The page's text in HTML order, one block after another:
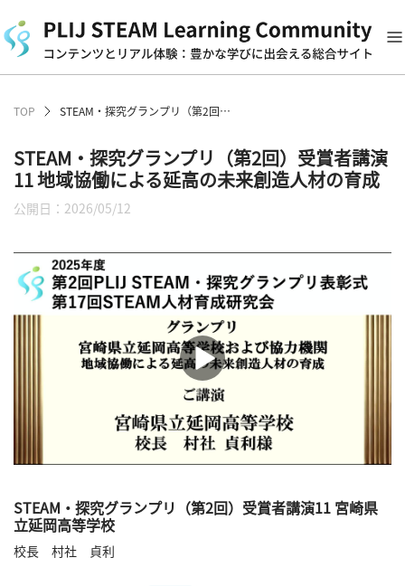
TOP STEAM・探究グランプリ（第2回）受賞者講演11 地域協働による延高の未来創造人材の育成
STEAM・探究グランプリ（第2回）受賞者講演
11 地域協働による延高の未来創造人材の育成
公開日：2026/05/12
STEAM・探究グランプリ（第2回）受賞者講演11 宮崎県
立延岡高等学校
校長　村社　貞利